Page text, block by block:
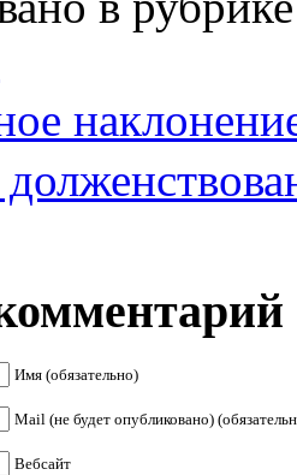
Имя (обязательно)
Mail (не будет опубликовано)
Вебсайт